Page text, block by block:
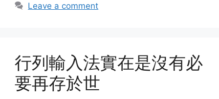
Leave a comment
行列輸入法實在是沒有必
要再存於世